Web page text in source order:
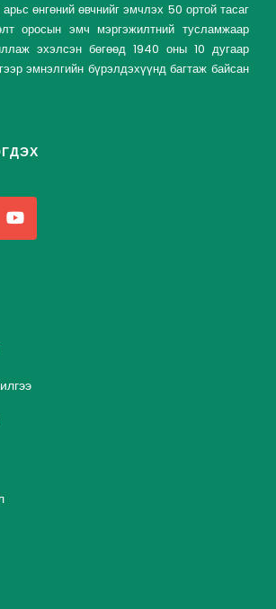
өнгөний өвчнийг эмчлэх 50 ортой тасаг
оросын эмч мэргэжилтний тусламжаар
эхэлсэн бөгөөд 1940 оны 10 дугаар
эмнэлгийн бүрэлдэхүүнд багтаж байсан